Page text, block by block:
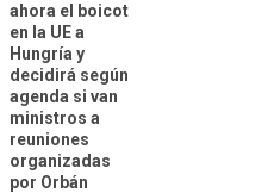
ahora el boicot
en la UE a
Hungría y
decidirá según
agenda si van
ministros a
reuniones
organizadas
por Orbán